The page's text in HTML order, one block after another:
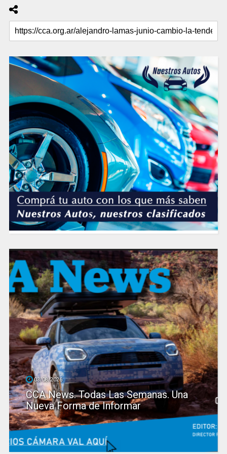
03/08/2026
CCA News. Todas Las Semanas. Una
Nueva Forma de Informar